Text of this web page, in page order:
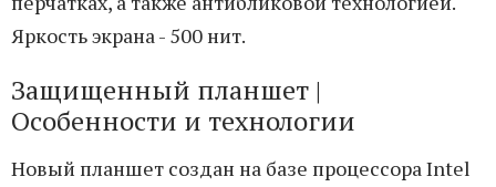
Яркость экрана - 500 нит.
Защищенный планшет |
Особенности и технологии
Новый планшет создан на базе процессора Intel